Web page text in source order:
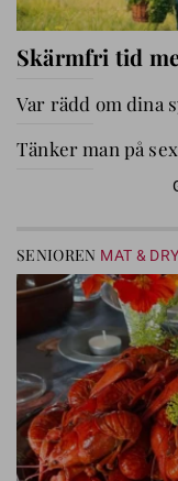
Skärmfri tid
Var rädd om dina
Tänker man på
SENIOREN MAT &